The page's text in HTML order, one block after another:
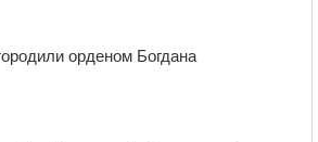
орденом Богдана